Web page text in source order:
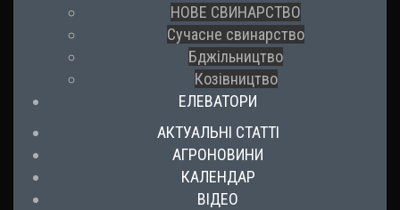
НОВЕ СВИНАРСТВО
Сучасне свинарство
Бджільництво
Козівництво
ЕЛЕВАТОРИ
АКТУАЛЬНІ СТАТТІ
АГРОНОВИНИ
КАЛЕНДАР
ВІДЕО